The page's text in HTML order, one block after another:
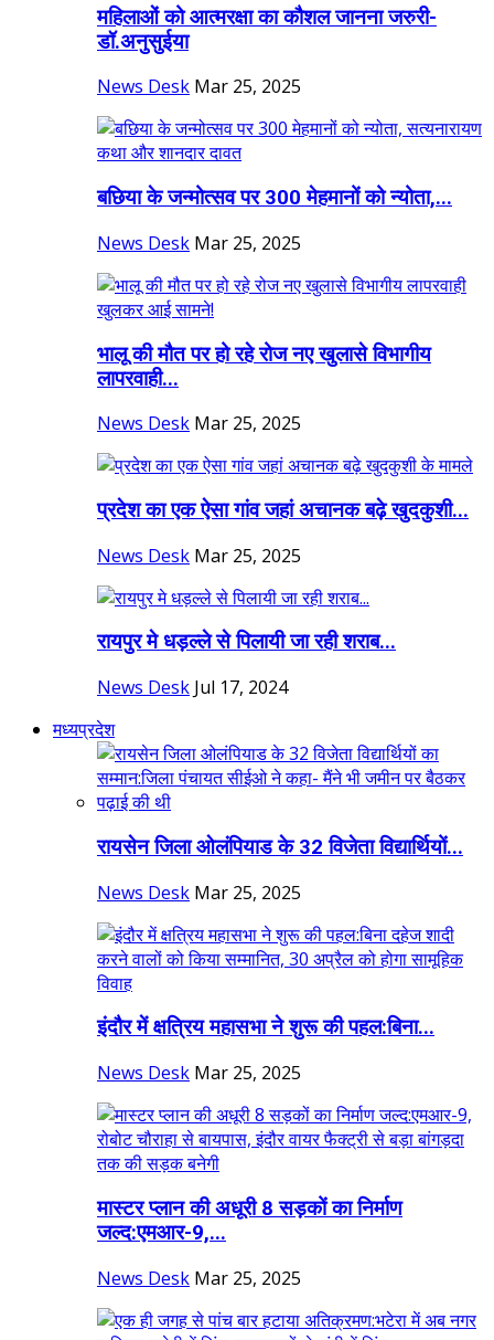
महिलाओं को आत्मरक्षा का कौशल जानना जरुरी-
डॉ.अनुसुईया
News Desk Mar 25, 2025
बछिया के जन्मोत्सव पर 300 मेहमानों को न्योता,...
News Desk Mar 25, 2025
भालू की मौत पर हो रहे रोज नए खुलासे विभागीय
लापरवाही...
News Desk Mar 25, 2025
प्रदेश का एक ऐसा गांव जहां अचानक बढ़े खुदकुशी...
News Desk Mar 25, 2025
रायपुर मे धड़ल्ले से पिलायी जा रही शराब...
News Desk Jul 17, 2024
मध्यप्रदेश
रायसेन जिला ओलंपियाड के 32 विजेता विद्यार्थियों...
News Desk Mar 25, 2025
इंदौर में क्षत्रिय महासभा ने शुरू की पहल:बिना...
News Desk Mar 25, 2025
मास्टर प्लान की अधूरी 8 सड़कों का निर्माण
जल्द:एमआर-9,...
News Desk Mar 25, 2025